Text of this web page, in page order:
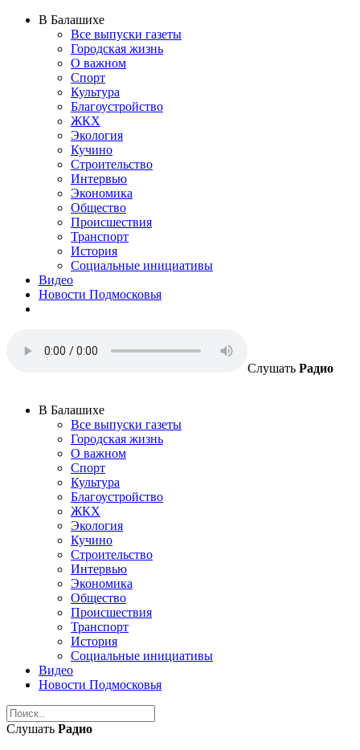
В Балашихе
Все выпуски газеты
Городская жизнь
О важном
Спорт
Культура
Благоустройство
ЖКХ
Экология
Кучино
Строительство
Интервью
Экономика
Общество
Происшествия
Транспорт
История
Социальные инициативы
Видео
Новости Подмосковья
Слушать Радио
В Балашихе
Все выпуски газеты
Городская жизнь
О важном
Спорт
Культура
Благоустройство
ЖКХ
Экология
Кучино
Строительство
Интервью
Экономика
Общество
Происшествия
Транспорт
История
Социальные инициативы
Видео
Новости Подмосковья
Слушать Радио